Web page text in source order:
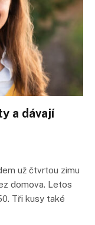
a dávají
už čtvrtou zimu
domova. Letos
Tři kusy také